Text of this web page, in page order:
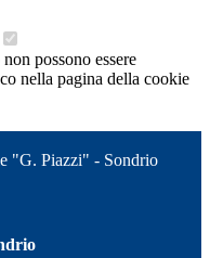
possono essere
nella pagina della cookie
"G. Piazzi" - Sondrio